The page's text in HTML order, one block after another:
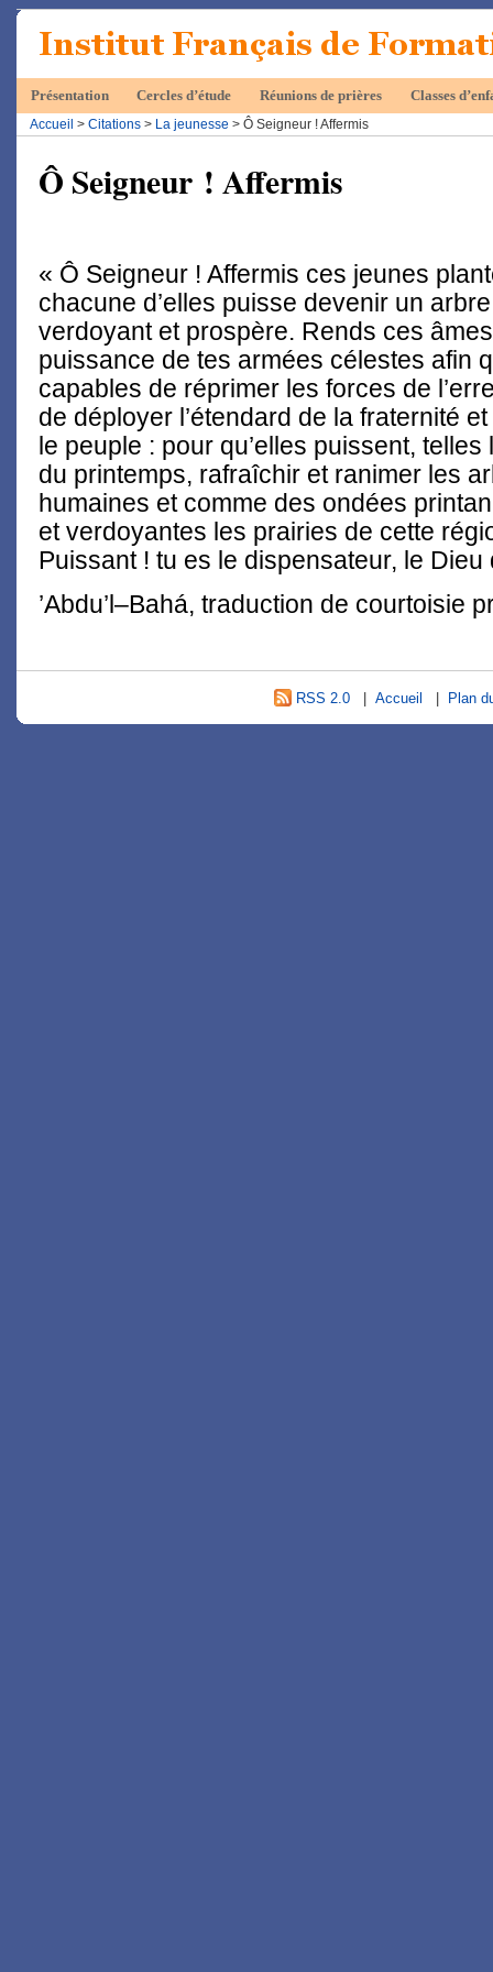
Présentation Cercles d’étude Réunions de prières
Classes
Accueil > Citations > La jeunesse > Ô Seigneur ! Affermis
Ô Seigneur ! Affermis
« Ô Seigneur ! Affermis ces jeunes
chacune d’elles puisse devenir un
verdoyant et prospère. Rends ces
puissance de tes armées célestes afin
capables de réprimer les forces de
de déployer l’étendard de la fraternité
le peuple : pour qu’elles puissent,
du printemps, rafraîchir et ranimer les
humaines et comme des ondées
et verdoyantes les prairies de cette
Puissant ! tu es le dispensateur, le Dieu
’Abdu’l–Bahá, traduction de courtoisie
RSS 2.0| Accueil | Plan